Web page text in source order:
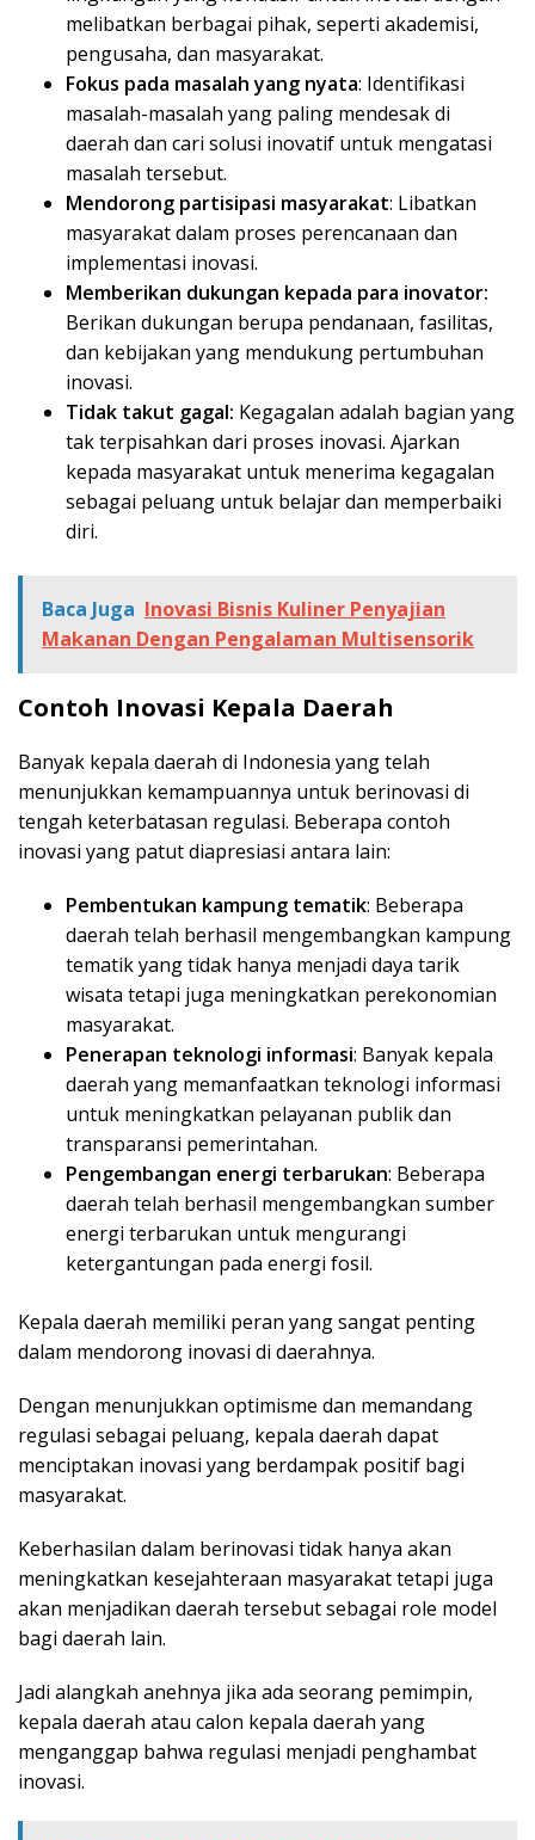
melibatkan berbagai pihak, seperti akademisi,
pengusaha, dan masyarakat.
Fokus pada masalah yang nyata: Identifikasi
masalah-masalah yang paling mendesak di
daerah dan cari solusi inovatif untuk mengatasi
masalah tersebut.
Mendorong partisipasi masyarakat: Libatkan
masyarakat dalam proses perencanaan dan
implementasi inovasi.
Memberikan dukungan kepada para inovator:
Berikan dukungan berupa pendanaan, fasilitas,
dan kebijakan yang mendukung pertumbuhan
inovasi.
Tidak takut gagal: Kegagalan adalah bagian yang
tak terpisahkan dari proses inovasi. Ajarkan
kepada masyarakat untuk menerima kegagalan
sebagai peluang untuk belajar dan memperbaiki
diri.
Baca Juga Inovasi Bisnis Kuliner Penyajian
Makanan Dengan Pengalaman Multisensorik
Contoh Inovasi Kepala Daerah
Banyak kepala daerah di Indonesia yang telah
menunjukkan kemampuannya untuk berinovasi di
tengah keterbatasan regulasi. Beberapa contoh
inovasi yang patut diapresiasi antara lain:
Pembentukan kampung tematik: Beberapa
daerah telah berhasil mengembangkan kampung
tematik yang tidak hanya menjadi daya tarik
wisata tetapi juga meningkatkan perekonomian
masyarakat.
Penerapan teknologi informasi: Banyak kepala
daerah yang memanfaatkan teknologi informasi
untuk meningkatkan pelayanan publik dan
transparansi pemerintahan.
Pengembangan energi terbarukan: Beberapa
daerah telah berhasil mengembangkan sumber
energi terbarukan untuk mengurangi
ketergantungan pada energi fosil.
Kepala daerah memiliki peran yang sangat penting
dalam mendorong inovasi di daerahnya.
Dengan menunjukkan optimisme dan memandang
regulasi sebagai peluang, kepala daerah dapat
menciptakan inovasi yang berdampak positif bagi
masyarakat.
Keberhasilan dalam berinovasi tidak hanya akan
meningkatkan kesejahteraan masyarakat tetapi juga
akan menjadikan daerah tersebut sebagai role model
bagi daerah lain.
Jadi alangkah anehnya jika ada seorang pemimpin,
kepala daerah atau calon kepala daerah yang
menganggap bahwa regulasi menjadi penghambat
inovasi.